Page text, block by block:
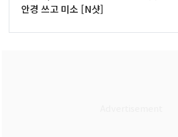
안경 쓰고 미소 [N샷]